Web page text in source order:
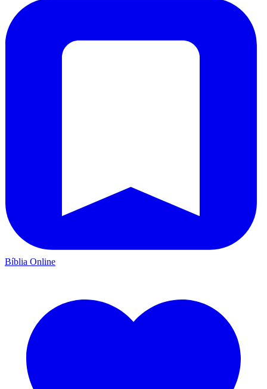
Bíblia Online